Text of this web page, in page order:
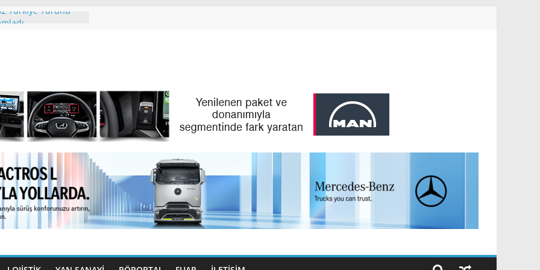
Türkiye Turunu
PREMİUM
SKYLINER OLDU
Türk Dijital
Yönetiminde Yeni
Türk Gençleri